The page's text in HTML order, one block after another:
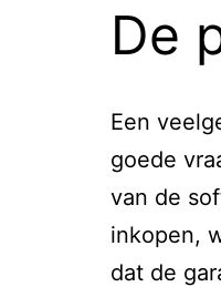
De
Een
goede
van de
inkopen,
dat de